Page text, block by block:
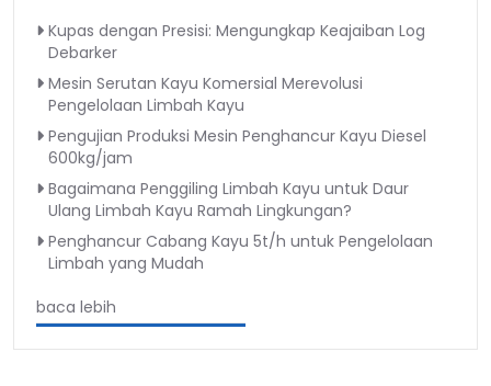
Kupas dengan Presisi: Mengungkap Keajaiban Log
Debarker
Mesin Serutan Kayu Komersial Merevolusi
Pengelolaan Limbah Kayu
Pengujian Produksi Mesin Penghancur Kayu Diesel
600kg/jam
Bagaimana Penggiling Limbah Kayu untuk Daur
Ulang Limbah Kayu Ramah Lingkungan?
Penghancur Cabang Kayu 5t/h untuk Pengelolaan
Limbah yang Mudah
baca lebih